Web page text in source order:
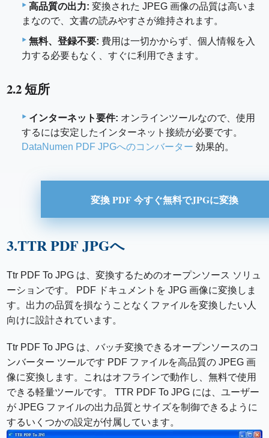
高品質の出力: 変換された JPEG 画像の品質は高いま
まなので、文書の読みやすさが維持されます。
無料、登録不要: 費用は一切かからず、個人情報を入
力する必要もなく、すぐに利用できます。
2.2 短所
インターネット要件: オンラインツールなので、使用
するには安定したインターネット接続が必要です。
DataNumen PDF JPGへのコンバーター 効果的。
変換 PDF 今すぐ無料でJPGに変換
3.TTR PDF JPGへ
Ttr PDF To JPG は、変換するためのオープンソース ソリュ
ーションです。 PDF ドキュメントを JPG 画像に変換しま
す。出力の品質を損なうことなくファイルを変換したい人
向けに設計されています。
Ttr PDF To JPG は、バッチ変換できるオープンソースのコ
ンバーター ツールです PDF ファイルを高品質の JPEG 画
像に変換します。これはオフラインで動作し、無料で使用
できる軽量ツールです。 TTR PDF To JPG には、ユーザー
が JPEG ファイルの出力品質とサイズを制御できるように
するいくつかの設定が付属しています。